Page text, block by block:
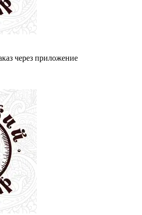
через приложение